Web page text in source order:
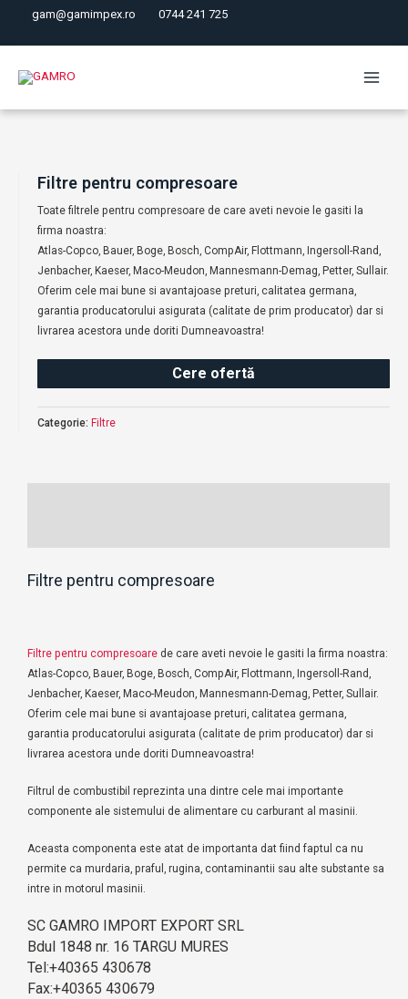
content
gam@gamimpex.ro 0744 241 725
Filtre pentru compresoare
Toate filtrele pentru compresoare de care aveti nevoie le gasiti la
firma noastra:
Atlas-Copco, Bauer, Boge, Bosch, CompAir, Flottmann, Ingersoll-Rand,
Jenbacher, Kaeser, Maco-Meudon, Mannesmann-Demag, Petter, Sullair.
Oferim cele mai bune si avantajoase preturi, calitatea germana,
garantia producatorului asigurata (calitate de prim producator) dar si
livrarea acestora unde doriti Dumneavoastra!
Cere ofertă
Categorie: Filtre
Filtre pentru compresoare
Filtre pentru compresoare de care aveti nevoie le gasiti la firma noastra:
Atlas-Copco, Bauer, Boge, Bosch, CompAir, Flottmann, Ingersoll-Rand,
Jenbacher, Kaeser, Maco-Meudon, Mannesmann-Demag, Petter, Sullair.
Oferim cele mai bune si avantajoase preturi, calitatea germana,
garantia producatorului asigurata (calitate de prim producator) dar si
livrarea acestora unde doriti Dumneavoastra!
Filtrul de combustibil reprezinta una dintre cele mai importante
componente ale sistemului de alimentare cu carburant al masinii.
Aceasta componenta este atat de importanta dat fiind faptul ca nu
permite ca murdaria, praful, rugina, contaminantii sau alte substante sa
intre in motorul masinii.
SC GAMRO IMPORT EXPORT SRL
Bdul 1848 nr. 16 TARGU MURES
Tel:+40365 430678
Fax:+40365 430679